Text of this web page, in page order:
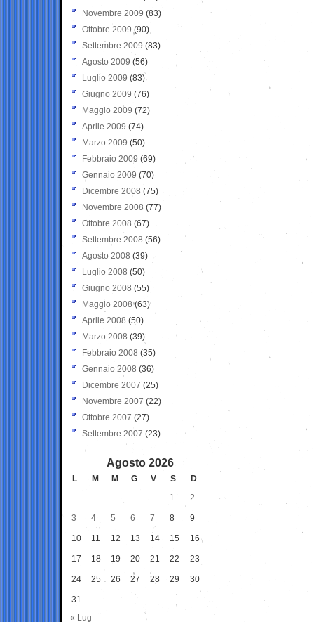
Novembre 2009 (83)
Ottobre 2009 (90)
Settembre 2009 (83)
Agosto 2009 (56)
Luglio 2009 (83)
Giugno 2009 (76)
Maggio 2009 (72)
Aprile 2009 (74)
Marzo 2009 (50)
Febbraio 2009 (69)
Gennaio 2009 (70)
Dicembre 2008 (75)
Novembre 2008 (77)
Ottobre 2008 (67)
Settembre 2008 (56)
Agosto 2008 (39)
Luglio 2008 (50)
Giugno 2008 (55)
Maggio 2008(63)
Aprile 2008 (50)
Marzo 2008 (39)
Febbraio 2008 (35)
Gennaio 2008 (36)
Dicembre 2007 (25)
Novembre 2007 (22)
Ottobre 2007 (27)
Settembre 2007 (23)
Agosto 2026
L M M G V S
D
1
2
3 4 5 6 7 8 9
10 11 12 13 14 15 16
17 18 19 20 21 22 23
24 25 26 27 28 29 30
31
« Lug